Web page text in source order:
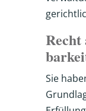
Sie